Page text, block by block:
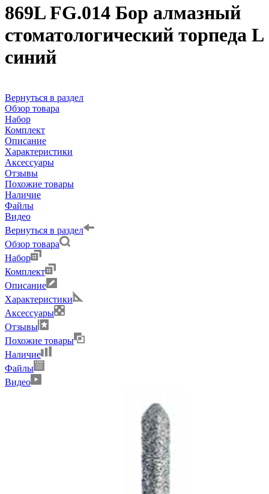
869L FG.014 Бор алмазный
стоматологический торпеда L
синий
Вернуться в раздел
Обзор товара
Набор
Комплект
Описание
Характеристики
Аксессуары
Отзывы
Похожие товары
Наличие
Файлы
Видео
Вернуться в раздел
Обзор товара
Набор
Комплект
Описание
Характеристики
Аксессуары
Отзывы
Похожие товары
Наличие
Файлы
Видео